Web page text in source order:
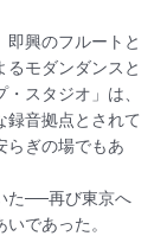
興のフルートと
るモダンダンスと
スタジオ」は、
録音拠点とされて
らぎの場でもあ
た──再び東京へ
であった。